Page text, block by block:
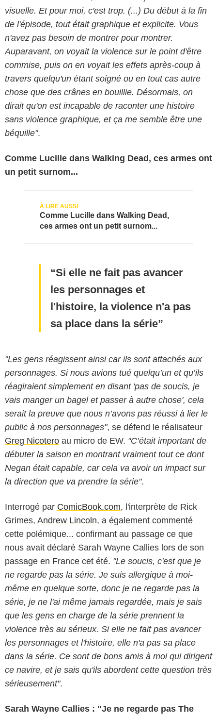
visuelle. Et pour moi, c'est trop. (...) Du début à la fin
de l'épisode, tout était graphique et explicite. Vous
n'avez pas besoin de montrer pour montrer.
Auparavant, on voyait la violence sur le point d'être
commise, puis on en voyait les effets après-coup à
travers quelqu'un étant soigné ou en tout cas autre
chose que des crânes en bouillie. Désormais, on
dirait qu'on est incapable de raconter une histoire
sans violence graphique, et ça me semble être une
béquille".
Comme Lucille dans Walking Dead, ces armes ont
un petit surnom...
Comme Lucille dans Walking Dead,
ces armes ont un petit surnom...
Si elle ne fait pas avancer
les personnages et
l'histoire, la violence n'a pas
sa place dans la série
"Les gens réagissent ainsi car ils sont attachés aux
personnages. Si nous avions tué quelqu’un et qu’ils
réagiraient simplement en disant 'pas de soucis, je
vais manger un bagel et passer à autre chose', cela
serait la preuve que nous n’avons pas réussi à lier le
public à nos personnages", se défend le réalisateur
Greg Nicotero au micro de EW. "C’était important de
débuter la saison en montrant vraiment tout ce dont
Negan était capable, car cela va avoir un impact sur
la direction que va prendre la série".
Interrogé par ComicBook.com, l'interprète de Rick
Grimes, Andrew Lincoln, a également commenté
cette polémique... confirmant au passage ce que
nous avait déclaré Sarah Wayne Callies lors de son
passage en France cet été. "Le soucis, c'est que je
ne regarde pas la série. Je suis allergique à moi-
même en quelque sorte, donc je ne regarde pas la
série, je ne l'ai même jamais regardée, mais je sais
que les gens en charge de la série prennent la
violence très au sérieux. Si elle ne fait pas avancer
les personnages et l'histoire, elle n'a pas sa place
dans la série. Ce sont de bons amis à moi qui dirigent
ce navire, et je sais qu'ils abordent cette question très
sérieusement".
Sarah Wayne Callies : "Je ne regarde pas The